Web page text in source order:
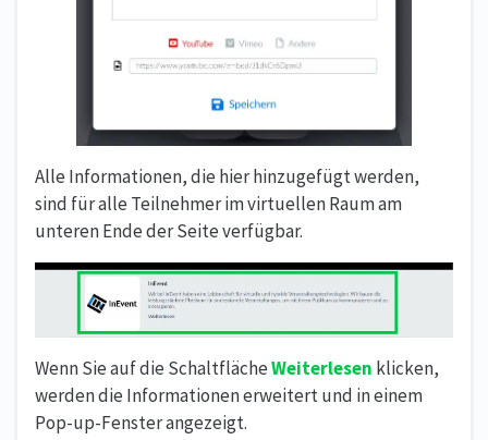
Alle Informationen, die hier hinzugefügt werden,
sind für alle Teilnehmer im virtuellen Raum am
unteren Ende der Seite verfügbar.
Wenn Sie auf die SchaltflächeWeiterlesen klicken,
werden die Informationen erweitert und in einem
Pop-up-Fenster angezeigt.